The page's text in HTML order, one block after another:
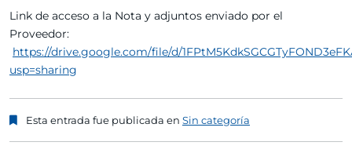
Link de acceso a la Nota y adjuntos enviado por el
Proveedor:
https://drive.google.com/file/d/
usp=sharing
Esta entrada fue publicada en Sin categoría